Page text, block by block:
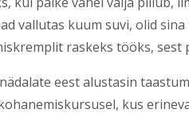
vallutas kuum suvi, olid
raskeks tööks, sest
eest alustasin
kus